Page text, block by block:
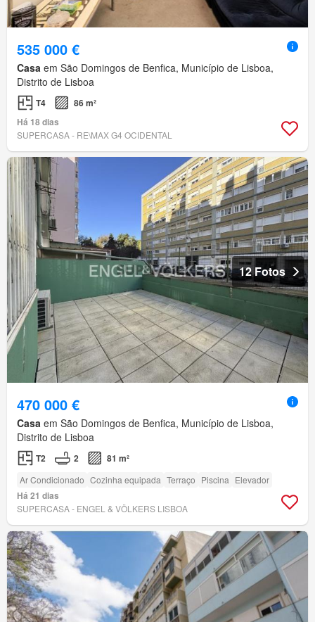
535 000 €
Casa em São Domingos de Benfica, Município de Lisboa,
Distrito de Lisboa
T4
86 m²
Há 18 dias
SUPERCASA - RE\MAX G4 OCIDENTAL
12 Fotos
470 000 €
Casa em São Domingos de Benfica, Município de Lisboa,
Distrito de Lisboa
T2 2 81 m²
Ar Condicionado Cozinha equipada Terraço Piscina Elevador
Há 21 dias
SUPERCASA - ENGEL & VÖLKERS LISBOA